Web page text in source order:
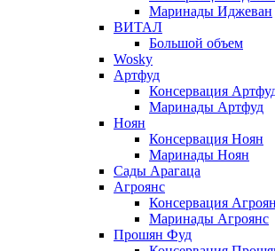
Маринады Иджеван
ВИТАЛ
Большой объем
Wosky
Артфуд
Консервация
Маринады Артфуд
Ноян
Консервация Ноян
Маринады Ноян
Сады Арагаца
Агроянс
Консервация
Маринады Агроянс
Прошян Фуд